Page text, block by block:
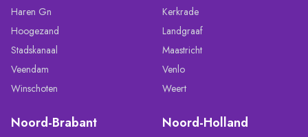
Haren Gn
Hoogezand
Stadskanaal
Veendam
Winschoten
Kerkrade
Landgraaf
Maastricht
Venlo
Weert
Noord-Brabant Noord-Holland